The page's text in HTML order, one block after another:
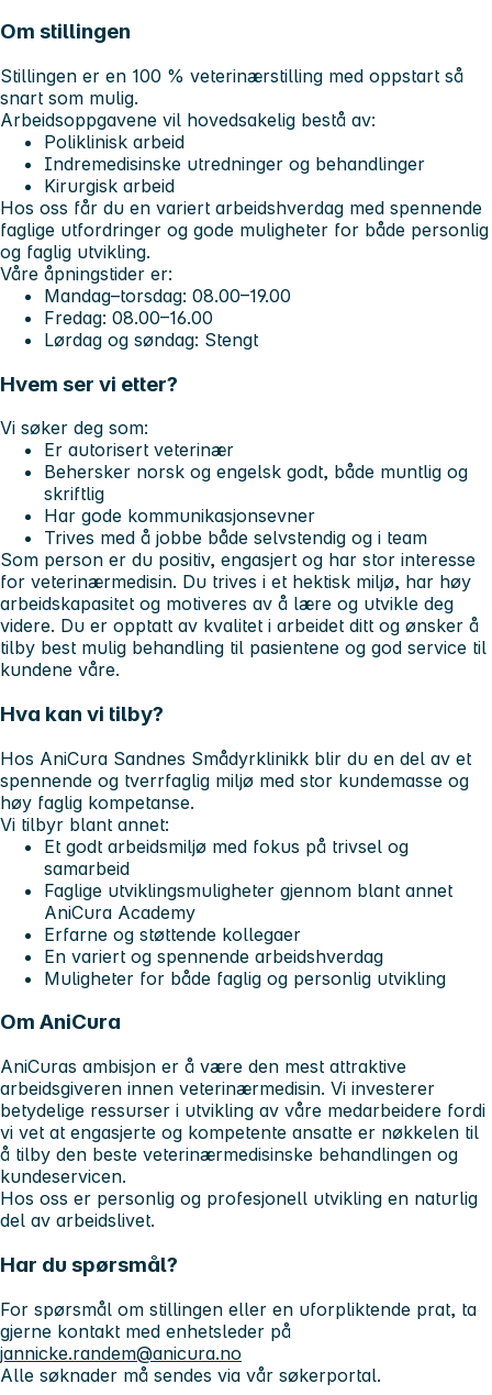
Om stillingen
Stillingen er en 100 % veterinærstilling med oppstart så
snart som mulig.
Arbeidsoppgavene vil hovedsakelig bestå av:
Poliklinisk arbeid
Indremedisinske utredninger og behandlinger
Kirurgisk arbeid
Hos oss får du en variert arbeidshverdag med spennende
faglige utfordringer og gode muligheter for både personlig
og faglig utvikling.
Våre åpningstider er:
Mandag–torsdag: 08.00–19.00
Fredag: 08.00–16.00
Lørdag og søndag: Stengt
Hvem ser vi etter?
Vi søker deg som:
Er autorisert veterinær
Behersker norsk og engelsk godt, både muntlig og
skriftlig
Har gode kommunikasjonsevner
Trives med å jobbe både selvstendig og i team
Som person er du positiv, engasjert og har stor interesse
for veterinærmedisin. Du trives i et hektisk miljø, har høy
arbeidskapasitet og motiveres av å lære og utvikle deg
videre. Du er opptatt av kvalitet i arbeidet ditt og ønsker å
tilby best mulig behandling til pasientene og god service til
kundene våre.
Hva kan vi tilby?
Hos AniCura Sandnes Smådyrklinikk blir du en del av et
spennende og tverrfaglig miljø med stor kundemasse og
høy faglig kompetanse.
Vi tilbyr blant annet:
Et godt arbeidsmiljø med fokus på trivsel og
samarbeid
Faglige utviklingsmuligheter gjennom blant annet
AniCura Academy
Erfarne og støttende kollegaer
En variert og spennende arbeidshverdag
Muligheter for både faglig og personlig utvikling
Om AniCura
AniCuras ambisjon er å være den mest attraktive
arbeidsgiveren innen veterinærmedisin. Vi investerer
betydelige ressurser i utvikling av våre medarbeidere fordi
vi vet at engasjerte og kompetente ansatte er nøkkelen til
å tilby den beste veterinærmedisinske behandlingen og
kundeservicen.
Hos oss er personlig og profesjonell utvikling en naturlig
del av arbeidslivet.
Har du spørsmål?
For spørsmål om stillingen eller en uforpliktende prat, ta
gjerne kontakt med enhetsleder på
jannicke.randem@anicura.no
Alle søknader må sendes via vår søkerportal.